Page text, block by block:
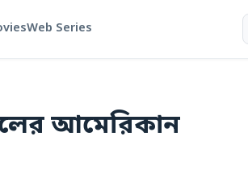
Web Series
আমেরিকান